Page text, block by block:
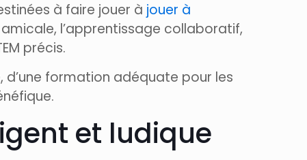
à faire jouer à jouer à
l’apprentissage collaboratif,
précis.
d’une formation adéquate pour les
et ludique